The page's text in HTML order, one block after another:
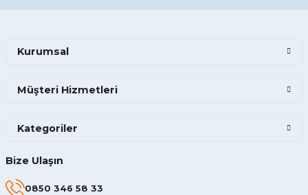
Bize Ulaşın
0850 346 58 33
Kurumsal
Müşteri Hizmetleri
Kategoriler